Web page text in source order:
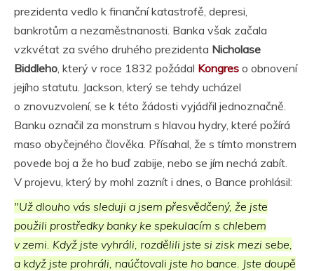
prezidenta vedlo k finanční katastrofě, depresi,
bankrotům a nezaměstnanosti. Banka však začala
vzkvétat za svého druhého prezidenta Nicholase
Biddleho , který v roce 1832 požádal Kongres o obnovení
jejího statutu. Jackson, který se tehdy ucházel
o znovuzvolení, se k této žádosti vyjádřil jednoznačně.
Banku označil za monstrum s hlavou hydry, které požírá
maso obyčejného člověka. Přísahal, že s tímto monstrem
povede boj a že ho buď zabije, nebo se jím nechá zabít.
V projevu, který by mohl zaznít i dnes, o Bance prohlásil:
"Už dlouho vás sleduji a jsem přesvědčený, že jste
použili prostředky banky ke spekulacím s chlebem
v zemi. Když jste vyhráli, rozdělili jste si zisk mezi sebe,
a když jste prohráli, naúčtovali jste ho bance. Jste doupě